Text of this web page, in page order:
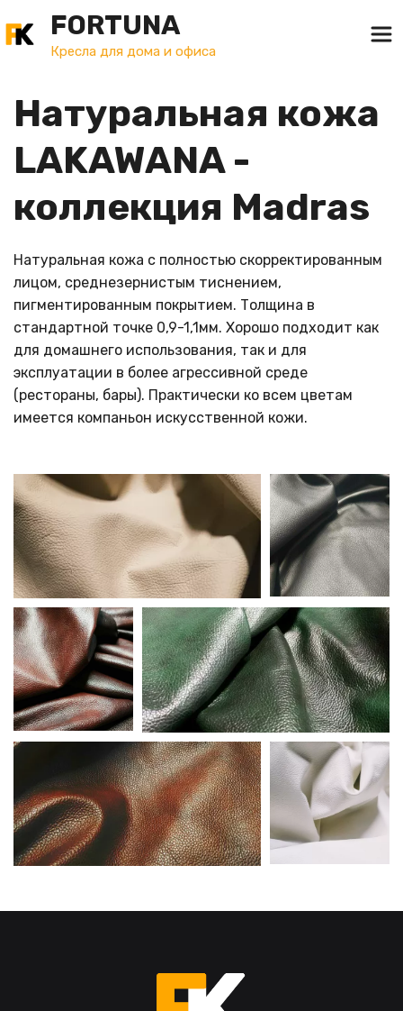
FORTUNA
Кресла для дома и офиса
Натуральная кожа
LAKAWANA -
коллекция Madras
Натуральная кожа с полностью скорректированным
лицом, среднезернистым тиснением,
пигментированным покрытием. Толщина в
стандартной точке 0,9-1,1мм. Хорошо подходит как
для домашнего использования, так и для
эксплуатации в более агрессивной среде
(рестораны, бары). Практически ко всем цветам
имеется компаньон искусственной кожи.